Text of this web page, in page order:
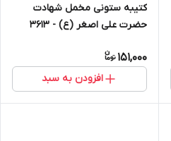
کتیبه ستونی مخمل شهادت
حضرت علی اصغر (ع) - 3613
151,000
افزودن به سبد